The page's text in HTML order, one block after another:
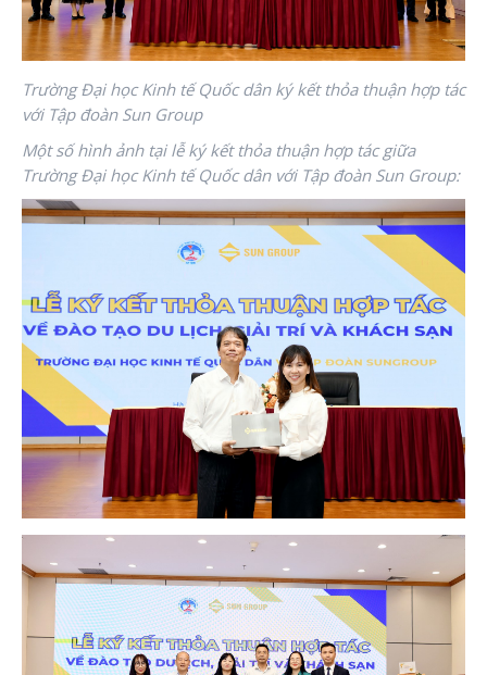
Trường Đại học Kinh tế Quốc dân ký kết thỏa thuận hợp tác
với Tập đoàn Sun Group
Một số hình ảnh tại lễ ký kết thỏa thuận hợp tác giữa
Trường Đại học Kinh tế Quốc dân với Tập đoàn Sun Group: